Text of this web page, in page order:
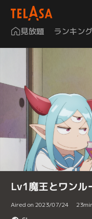
見放題 ランキン
Lv1魔王とワン
Aired on 2023/07/24 23